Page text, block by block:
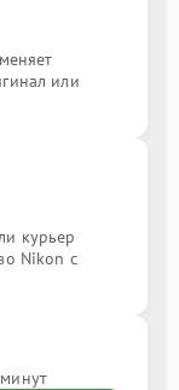
или
курьер
Nikon с